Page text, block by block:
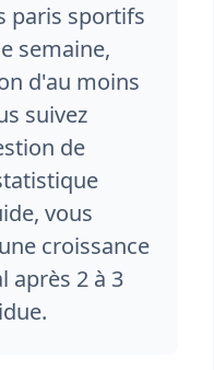
paris sportifs
semaine,
d'au moins
suivez
de
vous
croissance
après 2 à 3